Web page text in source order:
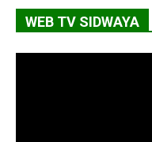
WEB TV SIDWAYA